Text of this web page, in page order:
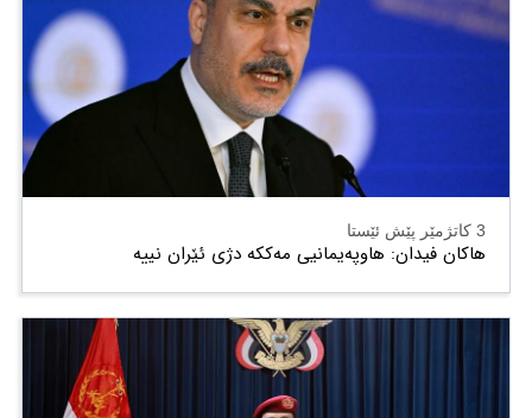
3 کاتژمێر پێش ئێستا
هاکان فیدان: هاوپەیمانیی مەککە دژی ئێران نییە